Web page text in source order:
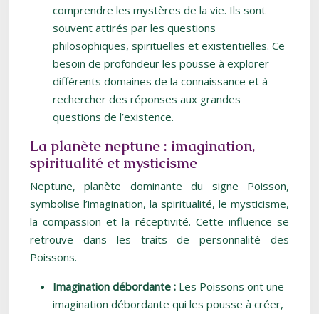
comprendre les mystères de la vie. Ils sont
souvent attirés par les questions
philosophiques, spirituelles et existentielles. Ce
besoin de profondeur les pousse à explorer
différents domaines de la connaissance et à
rechercher des réponses aux grandes
questions de l’existence.
La planète neptune : imagination,
spiritualité et mysticisme
Neptune, planète dominante du signe Poisson,
symbolise l’imagination, la spiritualité, le mysticisme,
la compassion et la réceptivité. Cette influence se
retrouve dans les traits de personnalité des
Poissons.
Imagination débordante : Les Poissons ont une
imagination débordante qui les pousse à créer,